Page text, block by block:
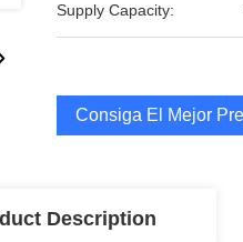
Supply Capacity:
Consiga El Mejor
Description